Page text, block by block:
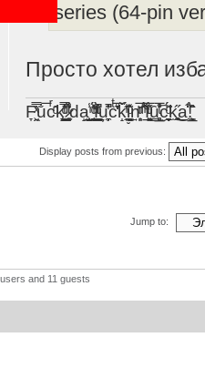
series (64-pin
Просто хотел
F̞͖̭̿̔ͯu̐̅cͬ̑ͩk̨̤̳͇̮̭̪̠̽̿̓̆ͭͩ ̷̩̰͎̩͓̘̾̀ͬ̊ͭ͛ͅda̝̺͙̬͎̝̾͟ ̰̜̝̯͉̯̖̓̎́ͨ̽ͫ͟f̟͇̭̀ͬͨͭ̐̚u̹̼̹̗̞͑̔͂͐̚cͭ̅̊̆̒̆ǩ̝̩̯́ͥ̔̍̑ḭ͓͍̳̬ͦ̽͂n͍͎͈̈̅ͩͬ ̊ͫ̂̾̑̈́f̲͚͉͓͗̋́ͧͦ̅ȗ͇̲̻͈̲̅̎͗͒ͭ͡c̬̟̠̹̯̈́ͩ͘ͅk̫̠̻̋͜a̲͒̾̇!͙͕̺͉̗̩̲̂̏̄̀
Display posts from previous:
Jump to:
and 11 guests